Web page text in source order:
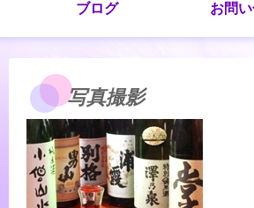
ブログ お問
写真撮影